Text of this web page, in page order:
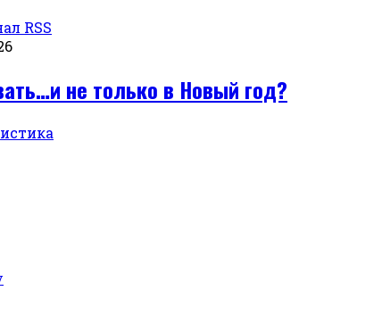
RSS
не только в Новый год?